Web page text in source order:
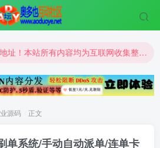
均为互联网收集整理和网友上传。仅限于学习研究，切勿用于商业用途。
为互联网收集整理和网友上传。仅限于学习研究，切勿用于商业用途。
为互联网收集整理和网友上传。仅限于学习研究，切勿用于商业用途。
源码 正文
单系统/手动自动派单/连单卡